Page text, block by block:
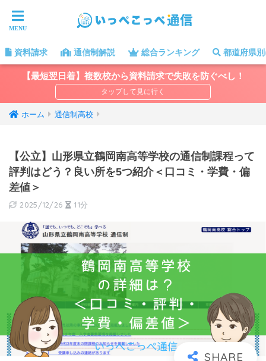
資料請求 通信制解説 総合ランキング 都道府県
【最短翌日着】複数校から資料請求で失敗を防ぐべし！
ホーム 通信制高校
【公立】山形県立鶴岡南高等学校の通信制課程って
評判はどう？良い所を5つ紹介＜口コミ・学費・偏
差値＞
2025/12/26 11分